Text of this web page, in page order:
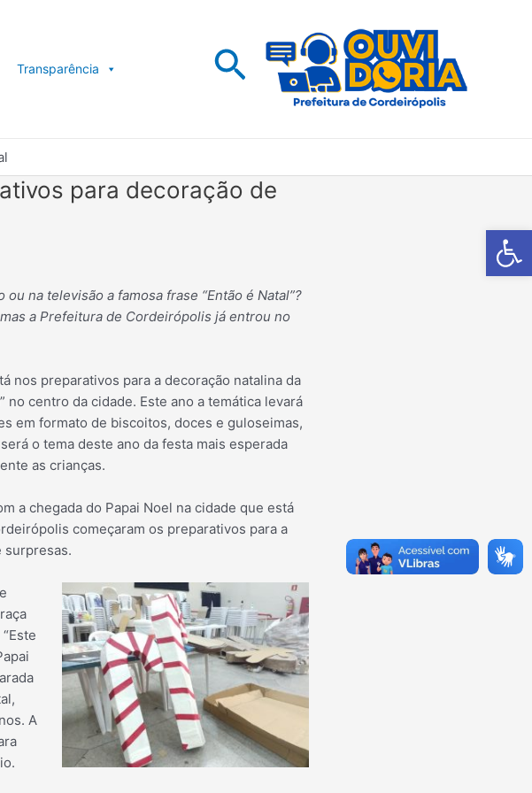
Barra de
Transparência Pesquisar
para decoração de
na televisão a famosa frase “Então é Natal”?
a Prefeitura de Cordeirópolis já entrou no
nos preparativos para a decoração natalina da
no centro da cidade. Este ano a temática levará
em formato de biscoitos, doces e guloseimas,
erá o tema deste ano da festa mais esperada
as crianças.
a chegada do Papai Noel na cidade que está
começaram os preparativos para a
surpresas.
A